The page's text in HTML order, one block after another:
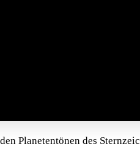
Planetentönen des